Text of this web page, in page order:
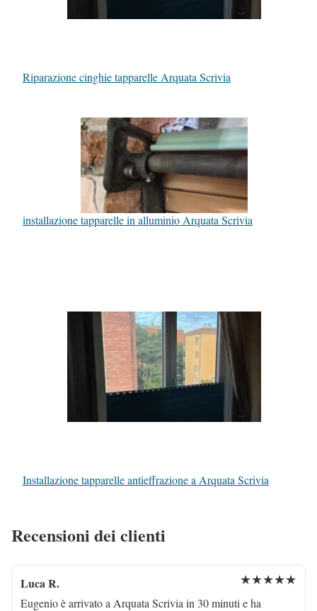
Riparazione cinghie tapparelle Arquata Scrivia
installazione tapparelle in alluminio Arquata Scrivia
Installazione tapparelle antieffrazione a Arquata Scrivia
Recensioni dei clienti
Luca R. ★★★★★
Eugenio è arrivato a Arquata Scrivia in 30 minuti e ha